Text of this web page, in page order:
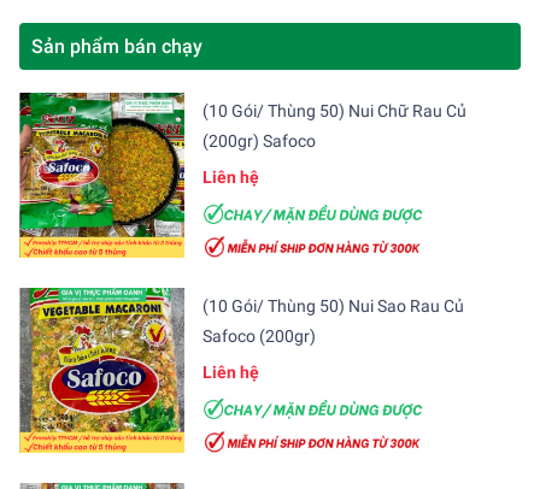
Sản phẩm bán chạy
(10 Gói/ Thùng 50) Nui Chữ Rau Củ
(200gr) Safoco
Liên hệ
(10 Gói/ Thùng 50) Nui Sao Rau Củ
Safoco (200gr)
Liên hệ